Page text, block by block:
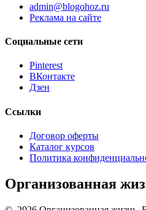
admin@blogohoz.ru
Реклама на сайте
Социальные сети
Pinterest
ВКонтакте
Дзен
Ссылки
Договор оферты
Каталог курсов
Политика
Организованная